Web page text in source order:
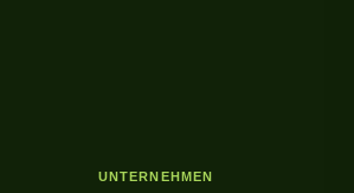
UNTERNEHMEN